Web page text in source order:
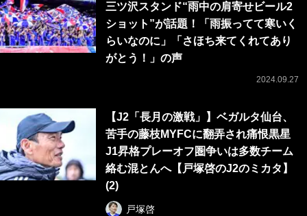
三ツ沢スタンド“雨中の肩寄せビール2
ショット”が話題！「雨振ってて寒いく
らいなのに」「さほち来てくれてあり
がとう！」の声
2024.09.27
【J2「長月の激戦」】ベガルタ仙台、
苦手の藤枝MYFCに翻弄され痛恨黒星
J1昇格プレーオフ圏争いは多数チーム
絡む混とんへ【戸塚啓のJ2のミカタ】
(2)
戸塚啓